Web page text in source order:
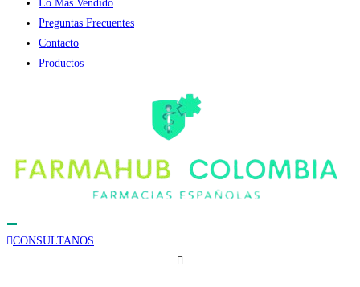
Lo Más Vendido
Preguntas Frecuentes
Contacto
Productos
CONSULTANOS